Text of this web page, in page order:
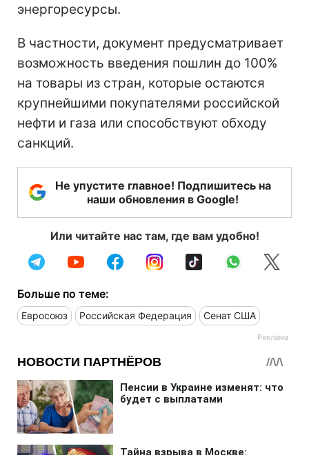
энергоресурсы.
В частности, документ предусматривает
возможность введения пошлин до 100%
на товары из стран, которые остаются
крупнейшими покупателями российской
нефти и газа или способствуют обходу
санкций.
Не упустите главное! Подпишитесь на
наши обновления в Google!
Или читайте нас там, где вам удобно!
Больше по теме:
Евросоюз Российская Федерация Сенат США